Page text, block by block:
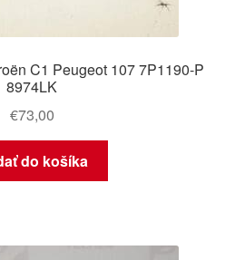
C1 Peugeot 107 7P1190-P
8974LK
€73,00
do košíka